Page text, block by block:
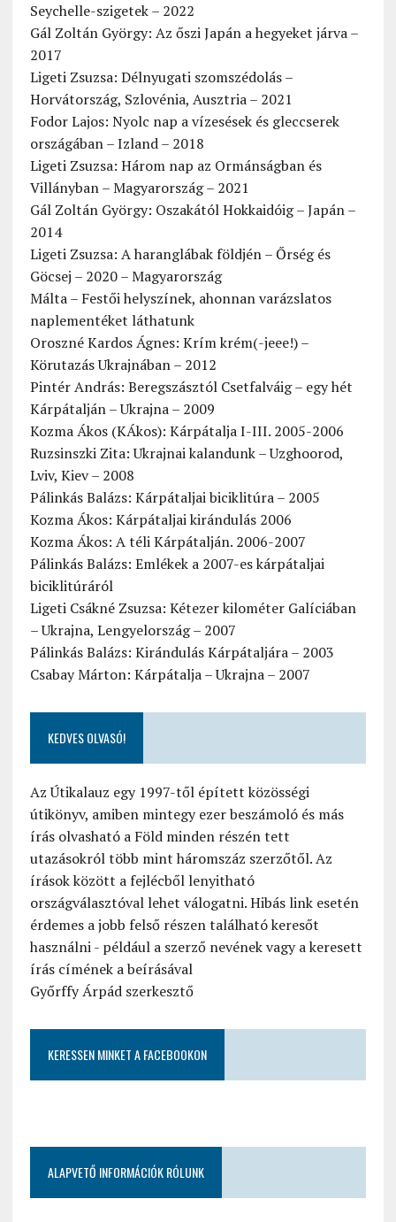
Seychelle-szigetek – 2022
Gál Zoltán György: Az őszi Japán a hegyeket járva –
2017
Ligeti Zsuzsa: Délnyugati szomszédolás –
Horvátország, Szlovénia, Ausztria – 2021
Fodor Lajos: Nyolc nap a vízesések és gleccserek
országában – Izland – 2018
Ligeti Zsuzsa: Három nap az Ormánságban és
Villányban – Magyarország – 2021
Gál Zoltán György: Oszakától Hokkaidóig – Japán –
2014
Ligeti Zsuzsa: A haranglábak földjén – Őrség és
Göcsej – 2020 – Magyarország
Málta – Festői helyszínek, ahonnan varázslatos
naplementéket láthatunk
Oroszné Kardos Ágnes: Krím krém(-jeee!) –
Körutazás Ukrajnában – 2012
Pintér András: Beregszásztól Csetfalváig – egy hét
Kárpátalján – Ukrajna – 2009
Kozma Ákos (KÁkos): Kárpátalja I-III. 2005-2006
Ruzsinszki Zita: Ukrajnai kalandunk – Uzghoorod,
Lviv, Kiev – 2008
Pálinkás Balázs: Kárpátaljai biciklitúra – 2005
Kozma Ákos: Kárpátaljai kirándulás 2006
Kozma Ákos: A téli Kárpátalján. 2006-2007
Pálinkás Balázs: Emlékek a 2007-es kárpátaljai
biciklitúráról
Ligeti Csákné Zsuzsa: Kétezer kilométer Galíciában
– Ukrajna, Lengyelország – 2007
Pálinkás Balázs: Kirándulás Kárpátaljára – 2003
Csabay Márton: Kárpátalja – Ukrajna – 2007
KEDVES OLVASÓ!
Az Útikalauz egy 1997-től épített közösségi
útikönyv, amiben mintegy ezer beszámoló és más
írás olvasható a Föld minden részén tett
utazásokról több mint háromszáz szerzőtől. Az
írások között a fejlécből lenyitható
országválasztóval lehet válogatni. Hibás link esetén
érdemes a jobb felső részen található keresőt
használni - például a szerző nevének vagy a keresett
írás címének a beírásával
Győrffy Árpád szerkesztő
KERESSEN MINKET A FACEBOOKON
ALAPVETŐ INFORMÁCIÓK RÓLUNK